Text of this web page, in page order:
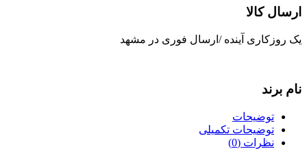
ارسال کالا
یک روزکاری آینده /ارسال فوری در مشهد
نام برند
توضیحات
توضیحات تکمیلی
نظرات (0)